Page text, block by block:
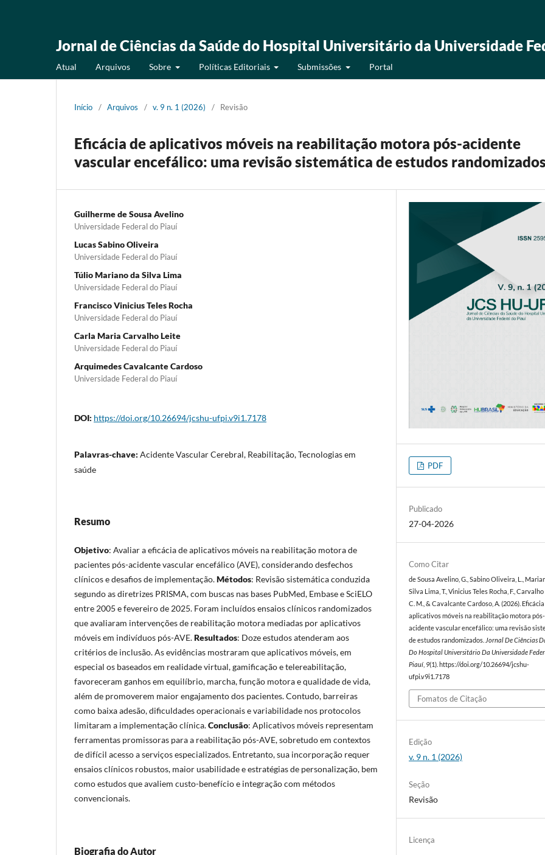
Jornal de Ciências da Saúde do Hospital Universitário da Universidade
Atual Arquivos Sobre Políticas Editoriais Submissões Portal
Início / Arquivos / v. 9 n. 1 (2026) / Revisão
Eficácia de aplicativos móveis na reabilitação motora pós-acidente
vascular encefálico: uma revisão sistemática de estudos randomizados
Guilherme de Sousa Avelino
Universidade Federal do Piauí
Lucas Sabino Oliveira
Universidade Federal do Piauí
Túlio Mariano da Silva Lima
Universidade Federal do Piauí
Francisco Vinicius Teles Rocha
Universidade Federal do Piauí
Carla Maria Carvalho Leite
Universidade Federal do Piauí
Arquimedes Cavalcante Cardoso
Universidade Federal do Piauí
DOI: https://doi.org/10.26694/jcshu-ufpi.v9i1.7178
Palavras-chave: Acidente Vascular Cerebral, Reabilitação, Tecnologias em
saúde
Resumo
Objetivo: Avaliar a eficácia de aplicativos móveis na reabilitação motora de
pacientes pós-acidente vascular encefálico (AVE), considerando desfechos
clínicos e desafios de implementação.Métodos: Revisão sistemática conduzida
segundo as diretrizes PRISMA, com buscas nas bases PubMed, Embase e SciELO
entre 2005 e fevereiro de 2025. Foram incluídos ensaios clínicos randomizados
que avaliaram intervenções de reabilitação motora mediadas por aplicativos
móveis em indivíduos pós-AVE.Resultados: Doze estudos atenderam aos
critérios de inclusão. As evidências mostraram que aplicativos móveis, em
especial os baseados em realidade virtual, gamificação e telereabilitação,
favoreceram ganhos em equilíbrio, marcha, função motora e qualidade de vida,
além de promoverem maior engajamento dos pacientes. Contudo, barreiras
como baixa adesão, dificuldades operacionais e variabilidade nos protocolos
limitaram a implementação clínica.Conclusão: Aplicativos móveis representam
ferramentas promissoras para a reabilitação pós-AVE, sobretudo em contextos
de difícil acesso a serviços especializados. Entretanto, sua incorporação requer
ensaios clínicos robustos, maior usabilidade e estratégias de personalização, bem
como estudos que avaliem custo-benefício e integração com métodos
convencionais.
Biografia do Autor
PDF
Publicado
27-04-2026
Como Citar
de Sousa Avelino, G., Sabino Oliveira, L.,
Silva Lima, T., Vinicius Teles Rocha, F., Carvalho
C. M., & Cavalcante Cardoso, A. (2026).
aplicativos móveis na reabilitação motora pós-
acidente vascular encefálico: uma revisão
de estudos randomizados. Jornal De Ciências
Do Hospital Universitário Da Universidade
Piauí 9(1). https://doi.org/10.26694/jcshu-
ufpi.v9i1.7178
Fomatos de Citação
Edição
v. 9 n. 1 (2026)
Seção
Revisão
Licença